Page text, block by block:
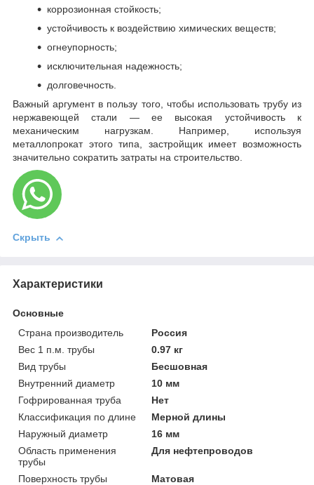
коррозионная стойкость;
устойчивость к воздействию химических веществ;
огнеупорность;
исключительная надежность;
долговечность.
Важный аргумент в пользу того, чтобы использовать трубу из
нержавеющей стали — ее высокая устойчивость к
механическим нагрузкам. Например, используя
металлопрокат этого типа, застройщик имеет возможность
значительно сократить затраты на строительство.
Скрыть
Характеристики
Основные
Страна производитель
Россия
Вес 1 п.м. трубы
0.97 кг
Вид трубы
Бесшовная
Внутренний диаметр
10 мм
Гофрированная труба
Нет
Классификация по длине
Мерной длины
Наружный диаметр
16 мм
Область применения
трубы
Для нефтепроводов
Поверхность трубы
Матовая